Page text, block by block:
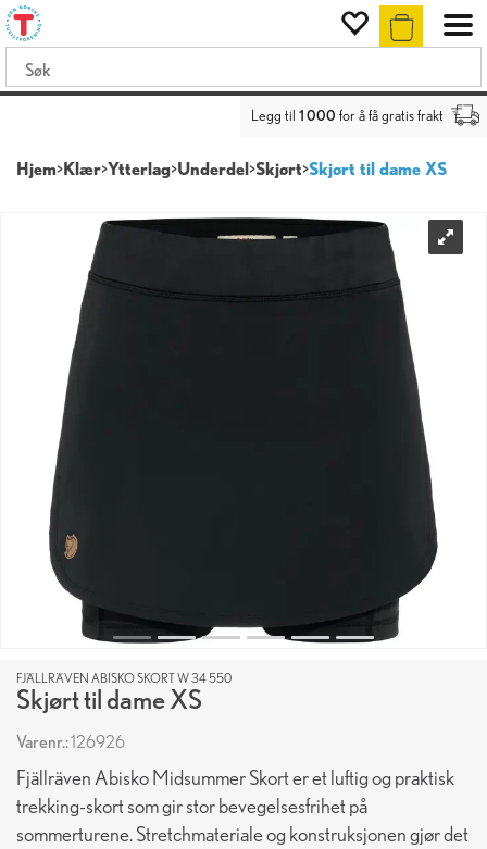
Legg til 1 000 for å få gratis frakt
Hjem>Klær>Ytterlag>Underdel>Skjørt>Skjørt til dame XS
FJÄLLRÄVEN ABISKO SKORT W 34 550
Skjørt til dame XS
Varenr.:126926
Fjällräven Abisko Midsummer Skort er et luftig og praktisk
trekking-skort som gir stor bevegelsesfrihet på
sommerturene. Stretchmateriale og konstruksjonen gjør det